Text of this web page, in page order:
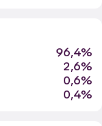
96,4%
2,6%
0,6%
0,4%